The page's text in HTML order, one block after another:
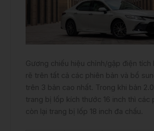
Gương chiếu hiệu chỉnh/gập điện tích
rẽ trên tất cả các phiên bản và bổ
trên 3 bản cao nhất. Trong khi bản
trang bị lốp kích thước 16 inch thì các
còn lại trang bị lốp 18 inch đa chấu.